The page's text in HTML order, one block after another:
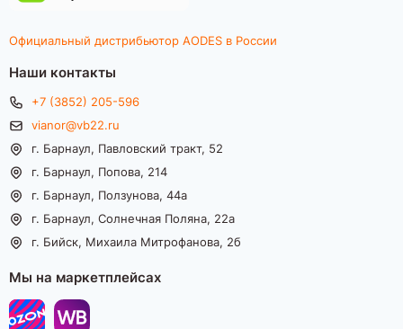
Официальный дистрибьютор AODES в России
Наши контакты
+7 (3852) 205-596
vianor@vb22.ru
г. Барнаул, Павловский тракт, 52
г. Барнаул, Попова, 214
г. Барнаул, Ползунова, 44а
г. Барнаул, Солнечная Поляна, 22а
г. Бийск, Михаила Митрофанова, 2б
Мы на маркетплейсах